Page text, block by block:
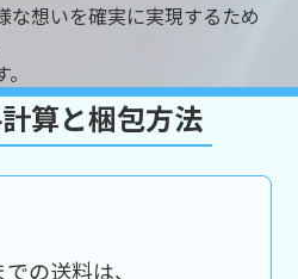
な想いを確実に実現するため
算と梱包方法
の送料は、